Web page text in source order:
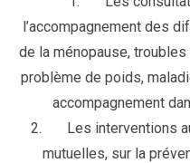
l’accompagnement des
de la ménopause,
problème de poids,
accompagnement
2. Les interventions
mutuelles, sur la